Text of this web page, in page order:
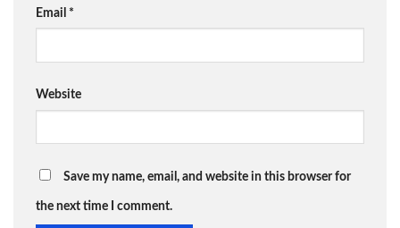
Email *
Website
Save my name, email, and website in this browser for
the next time I comment.